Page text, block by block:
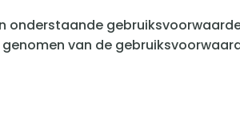
onderstaande
van de